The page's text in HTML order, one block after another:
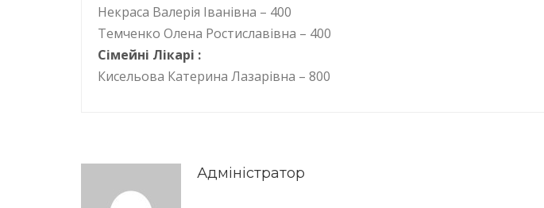
Некраса Валерія Іванівна – 400
Темченко Олена Ростиславівна – 400
Сімейні Лікарі :
Кисельова Катерина Лазарівна – 800
Адміністратор